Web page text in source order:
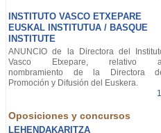
INSTITUTO VASCO ETXEPARE
EUSKAL INSTITUTUA / BASQUE
INSTITUTE
ANUNCIO de la Directora del
Vasco Etxepare, relativo
nombramiento de la Directora
Promoción y Difusión del Euskera.
Oposiciones y concursos
LEHENDAKARITZA